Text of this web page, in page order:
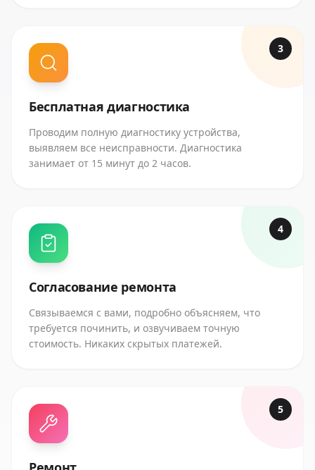
3
Бесплатная диагностика
Проводим полную диагностику устройства,
выявляем все неисправности. Диагностика
занимает от 15 минут до 2 часов.
4
Согласование ремонта
Связываемся с вами, подробно объясняем, что
требуется починить, и озвучиваем точную
стоимость. Никаких скрытых платежей.
5